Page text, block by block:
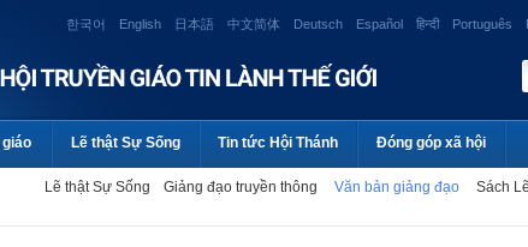
한국어 English 日本語 中文简体 Deutsch Español हिन्दी Português
Lẽ thật Sự Sống Tin tức Hội Thánh Đóng góp xã hội
Lẽ thật Sự Sống Giảng đạo truyền thông Văn bản giảng đạo Sách